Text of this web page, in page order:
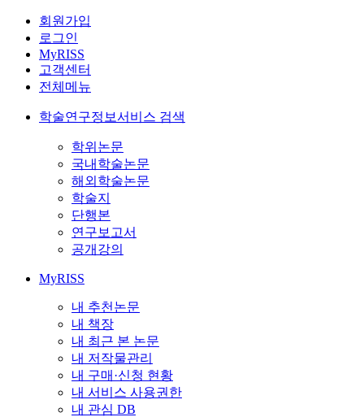
회원가입
로그인
MyRISS
고객센터
전체메뉴
학술연구정보서비스 검색
학위논문
국내학술논문
해외학술논문
학술지
단행본
연구보고서
공개강의
MyRISS
내 추천논문
내 책장
내 최근 본 논문
내 저작물관리
내 구매·신청 현황
내 서비스 사용권한
내 관심 DB